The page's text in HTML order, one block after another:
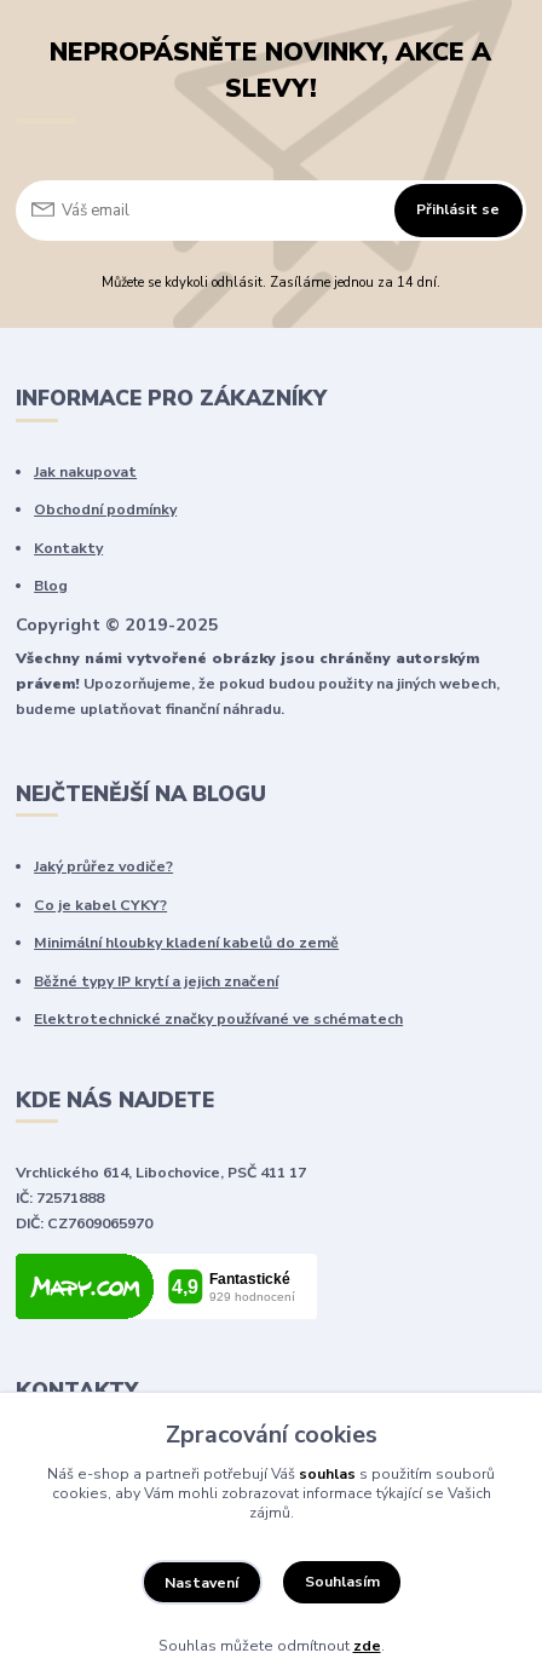
NEPROPÁSNĚTE NOVINKY, AKCE A
SLEVY!
Přihlásit se
Můžete se kdykoli odhlásit. Zasíláme jednou za 14 dní.
INFORMACE PRO ZÁKAZNÍKY
Jak nakupovat
Obchodní podmínky
Kontakty
Blog
Copyright © 2019-2025
Všechny námi vytvořené obrázky jsou chráněny autorským
právem! Upozorňujeme, že pokud budou použity na jiných webech,
budeme uplatňovat finanční náhradu.
NEJČTENĚJŠÍ NA BLOGU
Jaký průřez vodiče?
Co je kabel CYKY?
Minimální hloubky kladení kabelů do země
Běžné typy IP krytí a jejich značení
Elektrotechnické značky používané ve schématech
KDE NÁS NAJDETE
Vrchlického 614, Libochovice, PSČ 411 17
IČ: 72571888
DIČ: CZ7609065970
KONTAKTY
Tomáš Vlček
+420 702 090 443
volejte od 9,00 - 20,00 hod
info@elektromaterial.cz
Zpracování cookies
Náš e-shop a partneři potřebují Váš souhlas s použitím souborů
cookies, aby Vám mohli zobrazovat informace týkající se Vašich
zájmů.
Nastavení Souhlasím
Souhlas můžete odmítnout zde.